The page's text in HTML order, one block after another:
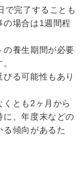
で完了することも
の場合は1週間程
の養生期間が必要
る可能性もあり
とも2ヶ月から
に、年度末などの
傾向があるた